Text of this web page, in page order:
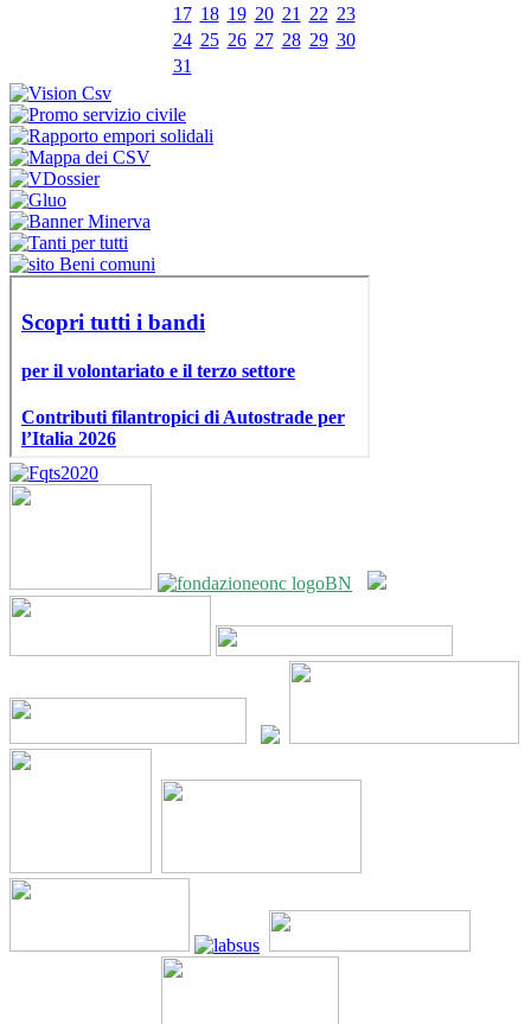
17 18 19 20 21 22 23
24 25 26 27 28 29 30
31